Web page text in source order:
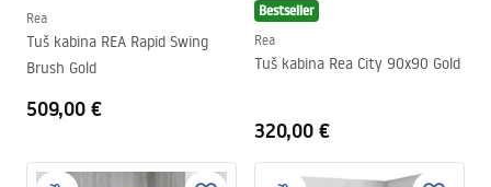
Rea
Tuš kabina REA Rapid Swing
Brush Gold
509,00 €
Bestseller
Rea
Tuš kabina Rea City 90x90 Gold
320,00 €